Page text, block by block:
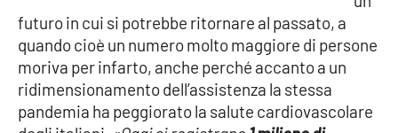
futuro in cui si potrebbe ritornare al passato, a
quando cioè un numero molto maggiore di persone
moriva per infarto, anche perché accanto a un
ridimensionamento dell’assistenza la stessa
pandemia ha peggiorato la salute cardiovascolare